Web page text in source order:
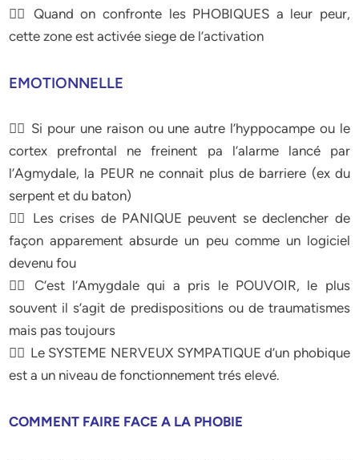
 Quand on confronte les PHOBIQUES a leur peur,
cette zone est activée siege de l’activation
EMOTIONNELLE
 Si pour une raison ou une autre l’hyppocampe ou le
cortex prefrontal ne freinent pa l’alarme lancé par
l’Agmydale, la PEUR ne connait plus de barriere (ex du
serpent et du baton)
 Les crises de PANIQUE peuvent se declencher de
façon apparement absurde un peu comme un logiciel
devenu fou
 C’est l’Amygdale qui a pris le POUVOIR, le plus
souvent il s’agit de predispositions ou de traumatismes
mais pas toujours
 Le SYSTEME NERVEUX SYMPATIQUE d’un phobique
est a un niveau de fonctionnement trés elevé.
COMMENT FAIRE FACE A LA PHOBIE